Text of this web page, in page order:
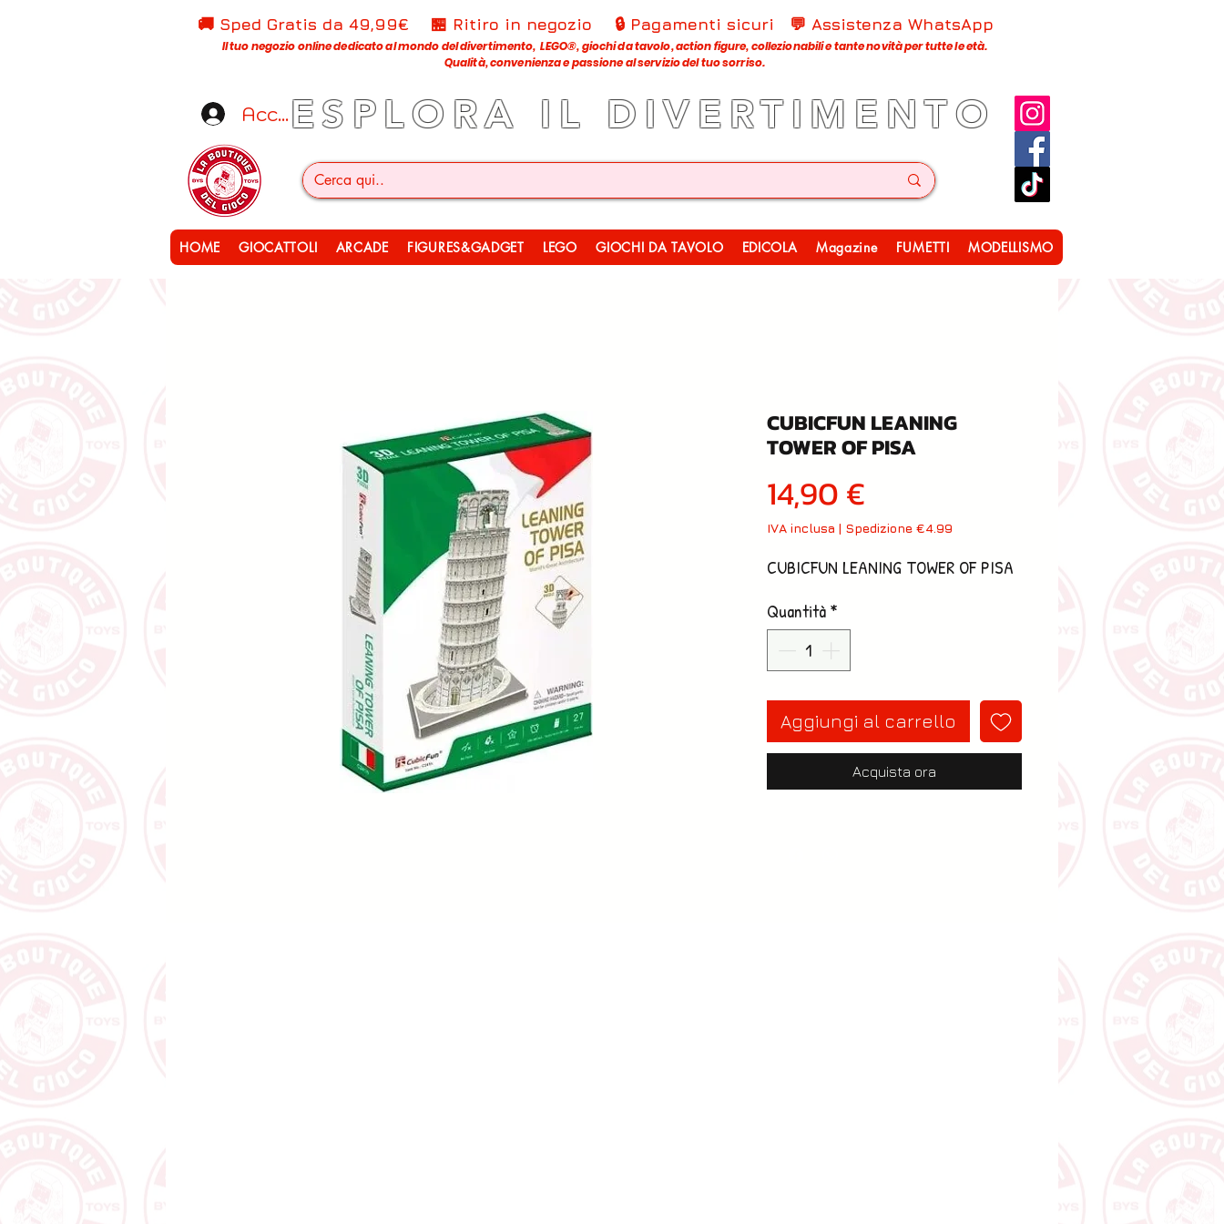
ESPLORA IL DIVERTIMENTO
Accedi
🚚 Sped Gratis da 49,99€ 🏪 Ritiro in negozio 🔒 Pagamenti sicuri 💬 Assistenza WhatsApp
Il tuo negozio online dedicato al mondo del divertimento, LEGO®, giochi da tavolo, action figure, collezionabili e tante novità per tutte le età.
Qualità, convenienza e passione al servizio del tuo sorriso.
HOME GIOCATTOLI ARCADE FIGURES&GADGET LEGO GIOCHI DA TAVOLO EDICOLA Magazine FUMETTI MODELLISMO
CUBICFUN LEANING
TOWER OF PISA
14,90 €
IVA inclusa | Spedizione €4.99
CUBICFUN LEANING TOWER OF PISA
Quantità*
Aggiungi al carrello
Acquista ora